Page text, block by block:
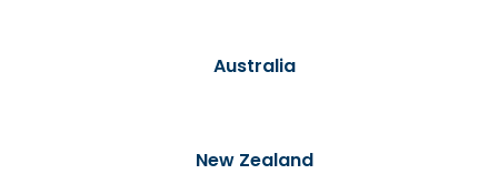
Australia
New Zealand